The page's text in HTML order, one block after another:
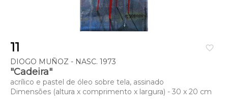
favorite_border
11
DIOGO MUÑOZ - NASC. 1973
"Cadeira"
acrílico e pastel de óleo sobre tela, assinado
Dimensões (altura x comprimento x largura) - 30 x 20 cm